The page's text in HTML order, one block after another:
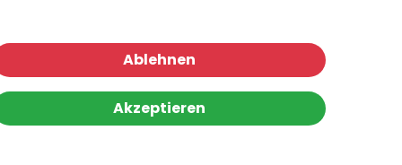
Ablehnen
Akzeptieren